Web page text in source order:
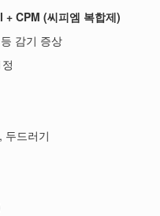
CPM (씨피엠 복합제)
감기 증상
드러기